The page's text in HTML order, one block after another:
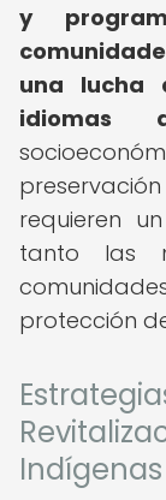
y
una lucha
idiomas
requieren
tanto las
protección
Indígenas